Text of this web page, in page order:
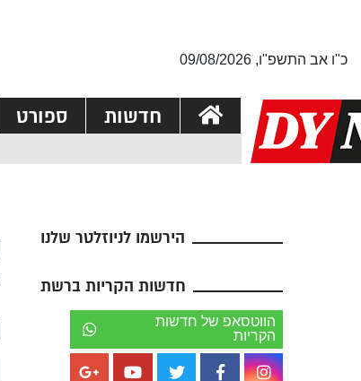
כ"ו אב התשפ"ו, 09/08/2026
חדשות ספורט
הירשמו לניוזלטר שלנו
חדשות הקריות ברשת
הווטסאפ של חדשות
הקריות